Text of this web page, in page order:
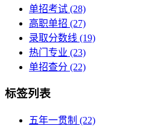
单招考试 (28)
高职单招 (27)
录取分数线 (19)
热门专业 (23)
单招查分 (22)
标签列表
五年一贯制 (22)